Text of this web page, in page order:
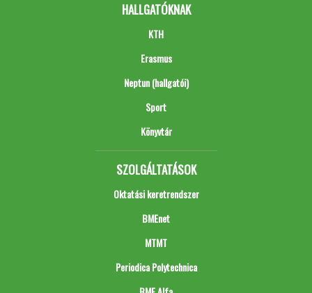
HALLGATÓKNAK
KTH
Erasmus
Neptun (hallgatói)
Sport
Könyvtár
SZOLGÁLTATÁSOK
Oktatási keretrendszer
BMEnet
MTMT
Periodica Polytechnica